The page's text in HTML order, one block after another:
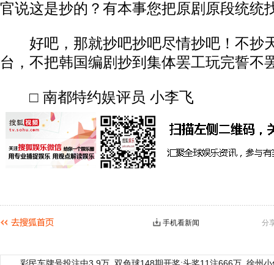
官说这是抄的？有本事您把原剧原段统统
好吧，那就抄吧抄吧尽情抄吧！不抄
台，不把韩国编剧抄到集体罢工玩完誓不
□ 南都特约娱评员 小李飞
分
手机看新闻